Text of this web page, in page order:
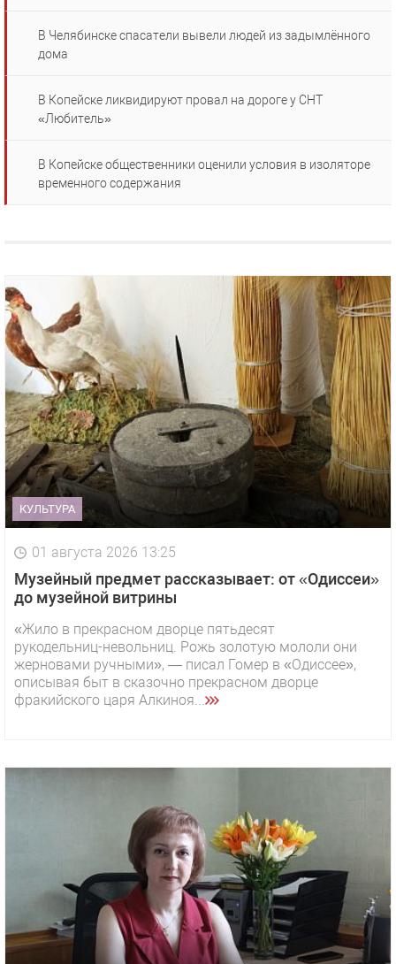
В Челябинске спасатели вывели людей из задымлённого
дома
В Копейске ликвидируют провал на дороге у СНТ
«Любитель»
В Копейске общественники оценили условия в изоляторе
временного содержания
КУЛЬТУРА
01 августа 2026 13:25
Музейный предмет рассказывает: от «Одиссеи»
до музейной витрины
«Жило в прекрасном дворце пятьдесят
рукодельниц-невольниц. Рожь золотую мололи они
жерновами ручными», — писал Гомер в «Одиссее»,
описывая быт в сказочно прекрасном дворце
фракийского царя Алкиноя...